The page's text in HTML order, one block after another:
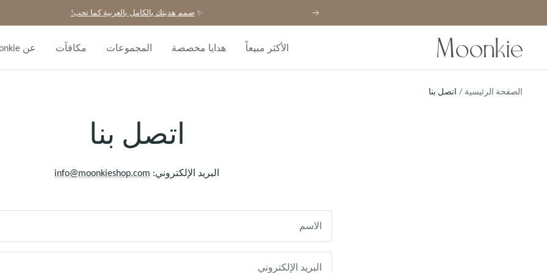
إلى
السابق ✨ صمم هديتك بالكامل بالعربية كما تحب!
الأكثر مبيعاً هدايا مخصصة المجموعات مكافآت عن Moonkie Moonkie
الصفحة الرئيسية اتصل بنا
اتصل بنا
البريد الإلكتروني: info@moonkieshop.com
الاسم
البريد الإلكتروني